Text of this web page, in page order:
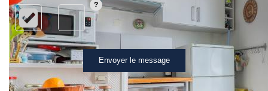
Envoyer le message